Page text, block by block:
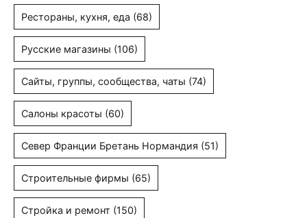
Рестораны, кухня, еда (68)
Русские магазины (106)
Сайты, группы, сообщества, чаты (74)
Салоны красоты (60)
Север Франции Бретань Нормандия (51)
Строительные фирмы (65)
Стройка и ремонт (150)